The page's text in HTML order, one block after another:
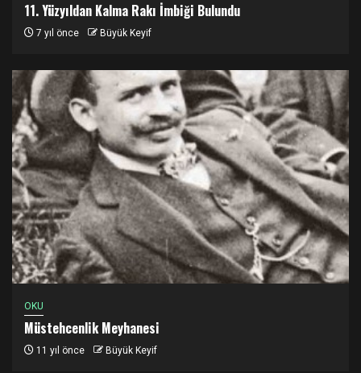
11. Yüzyıldan Kalma Rakı İmbiği Bulundu
7 yıl önce Büyük Keyif
OKU
Müstehcenlik Meyhanesi
11 yıl önce Büyük Keyif